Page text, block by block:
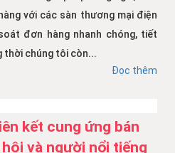
với các sàn thương mại điện
đơn hàng nhanh chóng, tiết
thời chúng tôi còn...
Đọc thêm
kết cung ứng bán
và người nổi tiếng